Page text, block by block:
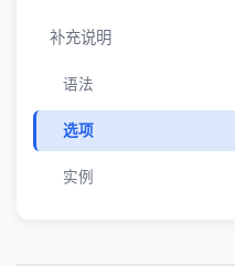
补充说明
语法
选项
实例